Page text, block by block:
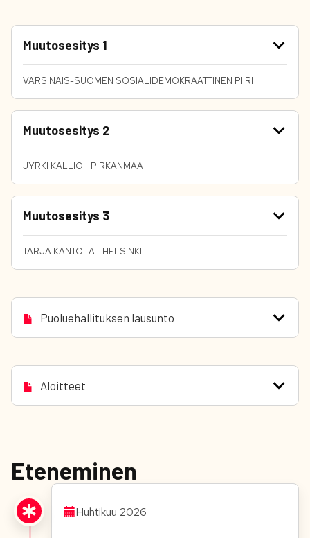
Muutosesitys 1
VARSINAIS-SUOMEN SOSIALIDEMOKRAATTINEN PIIRI
Muutosesitys 2
JYRKI KALLIO PIRKANMAA
Muutosesitys 3
TARJA KANTOLA HELSINKI
Puoluehallituksen lausunto
Aloitteet
Eteneminen
Huhtikuu 2026